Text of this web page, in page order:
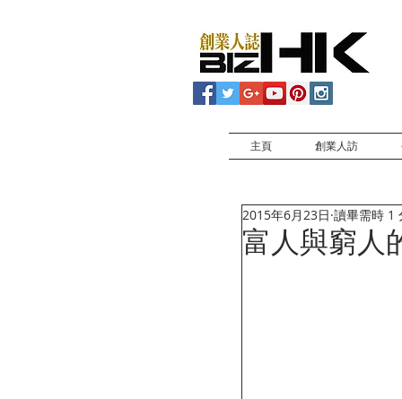
主頁 創業人訪
富人與窮人
2015年6月23日 讀畢需時 1